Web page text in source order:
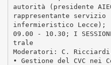
autorità (presidente
rappresentante servizio
infermieristico Lecce);
09.00 - 10.30; I
trale
Moderatori: C.
• Gestione del CVC nei